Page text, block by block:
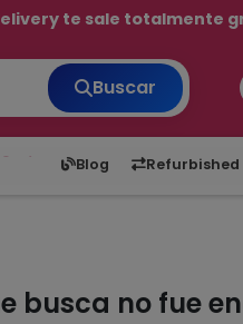
te sale totalmente
con tarjetas adheridas!
Buscar
Blog Refurbished
6,050 5.20 1,900
busca no fue